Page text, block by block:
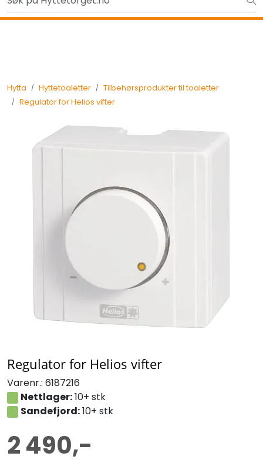
Skip to main contentUt på tur i sommer? Sjekk her først
Hytta Hyttetoaletter
Tilbehørsprodukter til toaletter
Regulator for Helios vifter
Regulator for Helios vifter
Varenr.: 6187216
Nettlager:10+ stk
Sandefjord:10+ stk
2 490,-
Tilbake